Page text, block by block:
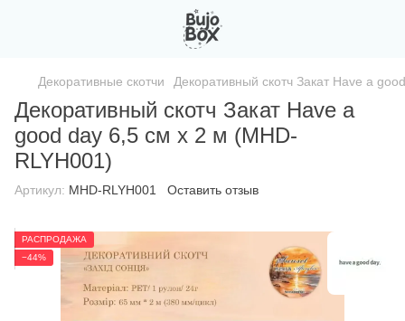
Декоративные скотчи Декоративный скотч Закат Have a
Декоративный скотч Закат Have a
good day 6,5 см x 2 м (MHD-
RLYH001)
Артикул: MHD-RLYH001 Оставить отзыв
РАСПРОДАЖА
−44%